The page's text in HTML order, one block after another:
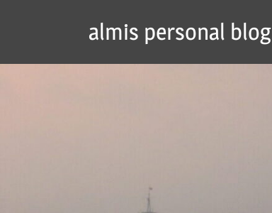
almis personal blog